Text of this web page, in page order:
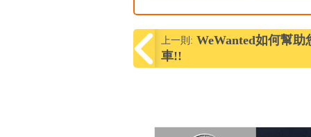
上一則: WeWanted如何幫助
車!!